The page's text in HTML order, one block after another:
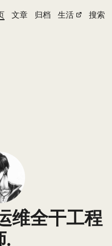
文章 归档 生活 搜索
维全干工程
.